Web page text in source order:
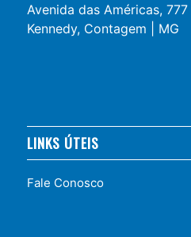
Avenida das Américas, 777
Kennedy, Contagem | MG
LINKS ÚTEIS
Fale Conosco